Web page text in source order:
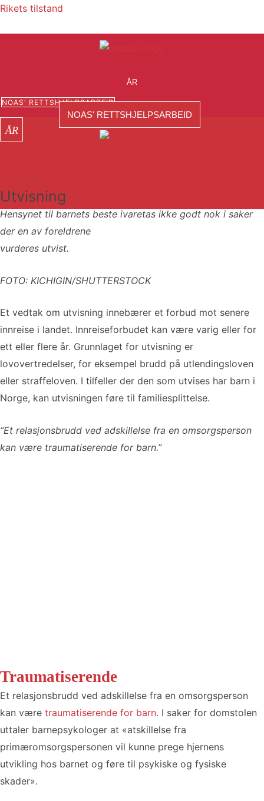
Hopp
Rikets tilstand
ÅR
NOAS' RETTSHJELPSARBEID
Meny
NOAS' RETTSHJELPSARBEID
Utvisning
Hensynet til barnets beste ivaretas ikke godt nok i saker
der en av foreldrene
vurderes utvist.
FOTO: KICHIGIN/SHUTTERSTOCK
Et vedtak om utvisning innebærer et forbud mot senere
innreise i landet. Innreiseforbudet kan være varig eller for
ett eller flere år. Grunnlaget for utvisning er
lovovertredelser, for eksempel brudd på utlendingsloven
eller straffeloven. I tilfeller der den som utvises har barn i
Norge, kan utvisningen føre til familiesplittelse.
“Et relasjonsbrudd ved adskillelse fra en omsorgsperson
kan være traumatiserende for barn.”
Traumatiserende
Et relasjonsbrudd ved adskillelse fra en omsorgsperson
kan være traumatiserende for barn. I saker for domstolen
uttaler barnepsykologer at «atskillelse fra
primæromsorgspersonen vil kunne prege hjernens
utvikling hos barnet og føre til psykiske og fysiske
skader».